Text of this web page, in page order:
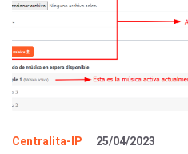
Centralita-IP 25/04/2023